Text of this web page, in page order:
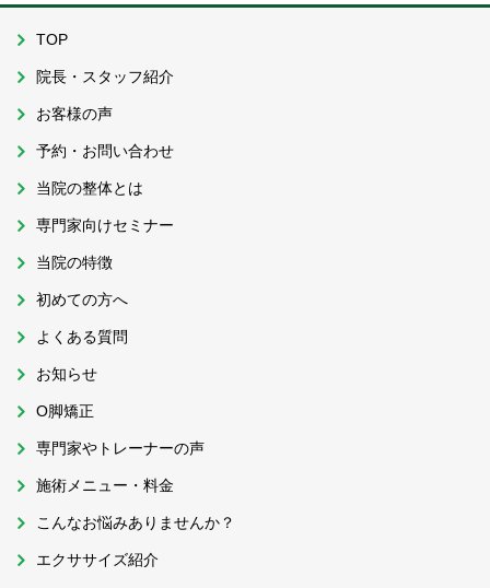
TOP
院長・スタッフ紹介
お客様の声
予約・お問い合わせ
当院の整体とは
専門家向けセミナー
当院の特徴
初めての方へ
よくある質問
お知らせ
O脚矯正
専門家やトレーナーの声
施術メニュー・料金
こんなお悩みありませんか？
エクササイズ紹介